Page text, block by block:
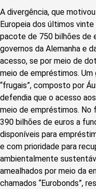
A divergência, que
Europeia dos últimos
pacote de 750 bilhões de
governos da Alemanha e
acesso, se por meio de
meio de empréstimos.
“frugais”, composto por
defendia que o acesso
meio de empréstimos. No
390 bilhões de euros a
disponíveis para
e com prioridade para
ambientalmente
amealhados por meio da
chamados “Eurobonds”,